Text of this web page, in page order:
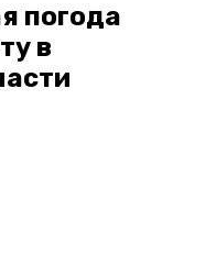
погода
в